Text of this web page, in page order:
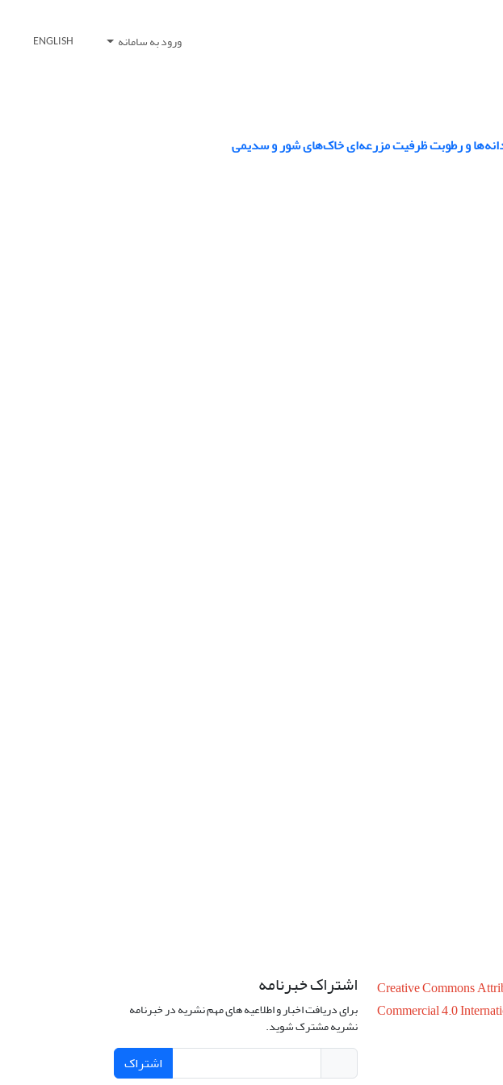
ورود به سامانه ENGLISH
و رطوبت ظرفیت مزرعه‌ای خاک‌های شور و سدیمی
Creative Commons
Commercial 4.0
اشتراک خبرنامه
برای دریافت اخبار و اطلاعیه های مهم نشریه در خبرنامه
نشریه مشترک شوید.
اشتراک